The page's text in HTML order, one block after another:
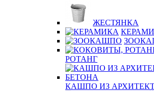
ЖЕСТЯНКА
РОТАНГ
КАШПО ИЗ